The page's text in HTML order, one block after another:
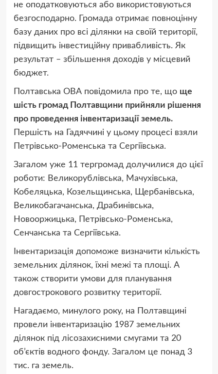
не оподатковуються або використовуються
безгосподарно. Громада отримає повноцінну
базу даних про всі ділянки на своїй території,
підвищить інвестиційну привабливість. Як
результат – збільшення доходів у місцевий
бюджет.
Полтавська ОВА повідомила про те, що ще
шість громад Полтавщини прийняли рішення
про проведення інвентаризації земель.
Першість на Гадяччині у цьому процесі взяли
Петрівсько-Роменська та Сергіївська.
Загалом уже 11 тергромад долучилися до цієї
роботи: Великорублівська, Мачухівська,
Кобеляцька, Козельщинська, Щербанівська,
Великобагачанська, Драбинівська,
Новооржицька, Петрівсько-Роменська,
Сенчанська та Сергіївська.
Інвентаризація допоможе визначити кількість
земельних ділянок, їхні межі та площі. А
також створити умови для планування
довгострокового розвитку території.
Нагадаємо, минулого року, на Полтавщині
провели інвентаризацію 1987 земельних
ділянок під лісозахисними смугами та 20
об’єктів водного фонду. Загалом це понад 3
тис. га земель.